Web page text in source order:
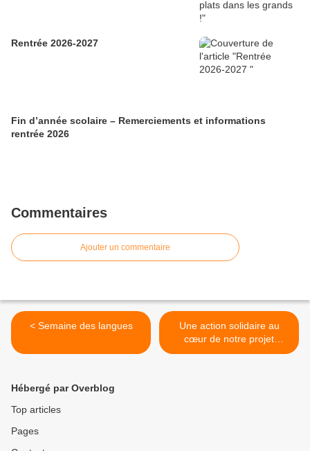
Rentrée 2026-2027
Fin d’année scolaire – Remerciements et informations
rentrée 2026
Commentaires
Ajouter un commentaire
< Semaine des langues
Une action solidaire au
cœur de notre projet
éducatif : le « bol de riz » >
Hébergé par Overblog
Top articles
Pages